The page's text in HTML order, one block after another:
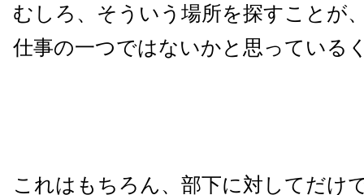
むしろ、そういう場所を探すことが
仕事の一つではないかと思っている
これはもちろん、部下に対してだけ